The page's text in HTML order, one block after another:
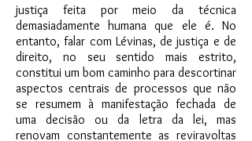
justiça feita por meio da técnica
demasiadamente humana que ele é. No
entanto, falar com Lévinas, de justiça e de
direito, no seu sentido mais estrito,
constitui um bom caminho para descortinar
aspectos centrais de processos que não
se resumem à manifestação fechada de
uma decisão ou da letra da lei, mas
renovam constantemente as reviravoltas